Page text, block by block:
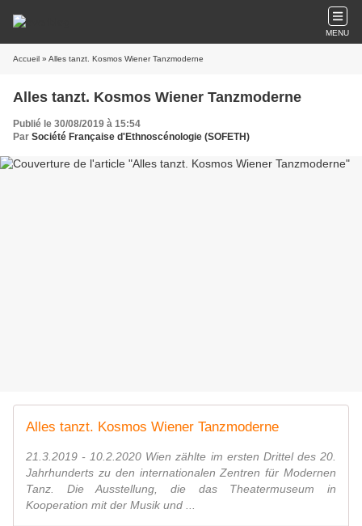
MENU
Accueil » Alles tanzt. Kosmos Wiener Tanzmoderne
Alles tanzt. Kosmos Wiener Tanzmoderne
Publié le 30/08/2019 à 15:54
Par Société Française d'Ethnoscénologie (SOFETH)
Alles tanzt. Kosmos Wiener Tanzmoderne
21.3.2019 - 10.2.2020 Wien zählte im ersten Drittel des 20.
Jahrhunderts zu den internationalen Zentren für Modernen
Tanz. Die Ausstellung, die das Theatermuseum in
Kooperation mit der Musik und ...